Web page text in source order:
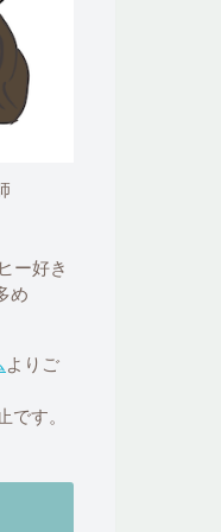
ー好き
め
よりご
す。